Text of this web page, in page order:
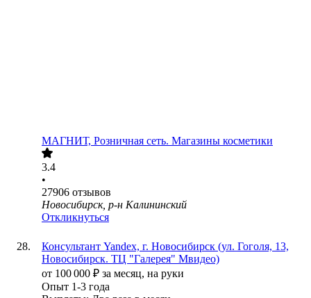
МАГНИТ, Розничная сеть. Магазины косметики
3.4
•
27906 отзывов
Новосибирск, р-н Калининский
Откликнуться
Консультант Yandex, г. Новосибирск (ул. Гоголя, 13,
Новосибирск. ТЦ "Галерея" Мвидео)
от 100 000 ₽ за месяц, на руки
Опыт 1-3 года